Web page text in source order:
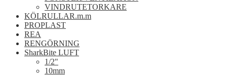
VINDRUTETORKARE
KÖLRULLAR.m.m
PROPLAST
REA
RENGÖRNING
SharkBite LUFT
1/2"
10mm